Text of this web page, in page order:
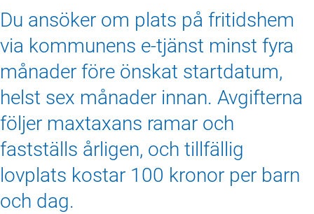
Du ansöker om plats på fritidshem
via kommunens e‑tjänst minst fyra
månader före önskat startdatum,
helst sex månader innan. Avgifterna
följer maxtaxans ramar och
fastställs årligen, och tillfällig
lovplats kostar 100 kronor per barn
och dag.